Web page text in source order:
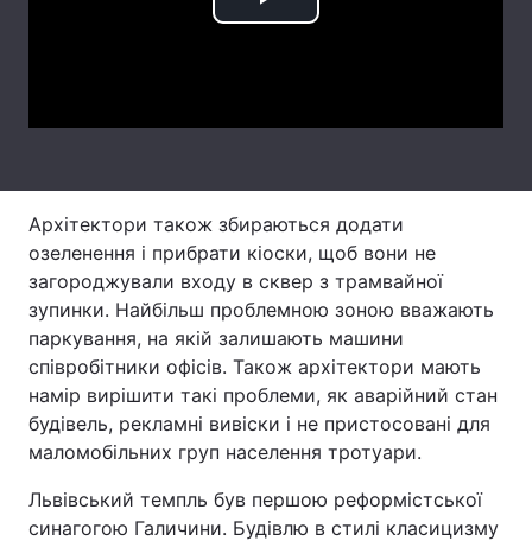
Думки
Контакти
Послуги
Тема оформлення
Play
Архітектори також збираються додати
озеленення і прибрати кіоски, щоб вони не
загороджували входу в сквер з трамвайної
зупинки. Найбільш проблемною зоною вважають
паркування, на якій залишають машини
співробітники офісів. Також архітектори мають
намір вирішити такі проблеми, як аварійний стан
будівель, рекламні вивіски і не пристосовані для
маломобільних груп населення тротуари.
Львівський темпль був першою реформістської
синагогою Галичини. Будівлю в стилі класицизму